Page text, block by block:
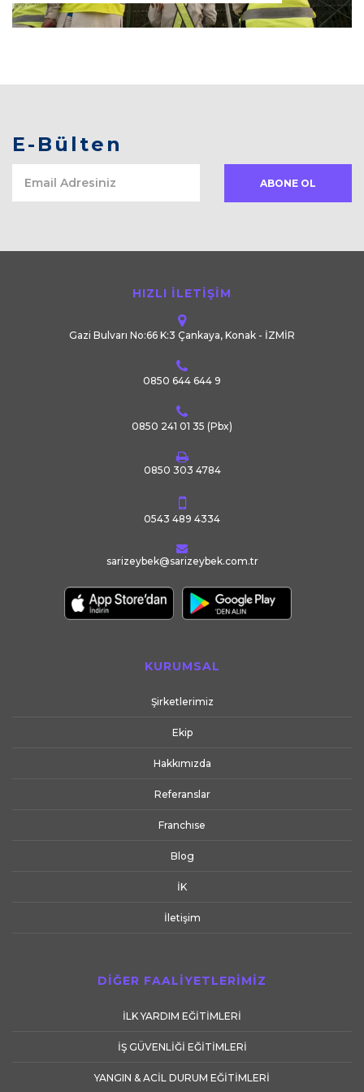
E-Bülten
HIZLI İLETİŞİM
Gazi Bulvarı No:66 K:3 Çankaya, Konak - İZMİR
0850 644 644 9
0850 241 01 35 (Pbx)
0850 303 4784
0543 489 4334
sarizeybek@sarizeybek.com.tr
KURUMSAL
Şirketlerimiz
Ekip
Hakkımızda
Referanslar
Franchıse
Blog
İK
İletişim
DİĞER FAALİYETLERİMİZ
İLK YARDIM EĞİTİMLERİ
İŞ GÜVENLİĞİ EĞİTİMLERİ
YANGIN & ACİL DURUM EĞİTİMLERİ